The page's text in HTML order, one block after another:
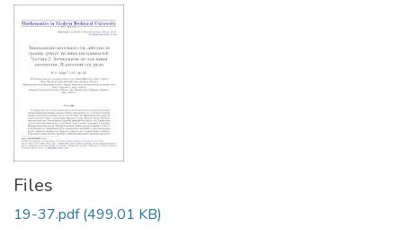
Files
19-37.pdf(499.01 KB)